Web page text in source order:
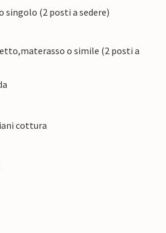
(2 posti a sedere)
o simile (2 posti a
cottura